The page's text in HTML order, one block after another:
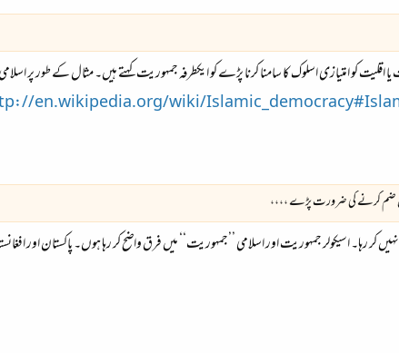
کو امتیازی اسلوک کا سامنا کرنا پڑے کو ایکطرفہ جمہوریت کہتے ہیں۔ مثال کے طور پر
en.wikipedia.org/wiki/
میں ضم کرنے کی ضرورت پڑے ،،،،
کر رہا۔ اسیکولر جمہوریت اور اسلامی ’’جمہوریت‘‘ میں فرق واضح کر رہا ہوں۔ پاکستان اور